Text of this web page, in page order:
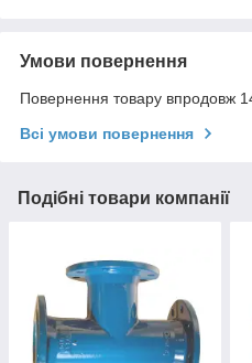
Умови повернення
Повернення товару впродовж
Всі умови повернення
Подібні товари компанії